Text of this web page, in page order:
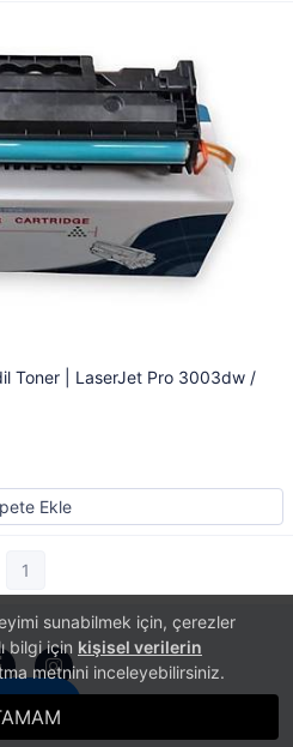
sunabilmek için, çerezler
bilgi için kişisel verilerin
metnini inceleyebilirsiniz.
Toner | LaserJet Pro 3003dw /
Ekle
1
Sistemi